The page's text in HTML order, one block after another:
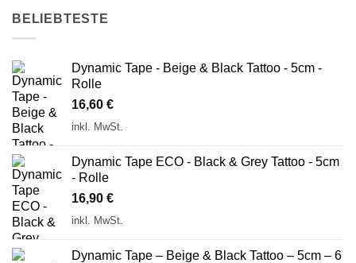
BELIEBTESTE
Dynamic Tape - Beige & Black Tattoo - 5cm -
Rolle
16,60 €
inkl. MwSt.
Dynamic Tape ECO - Black & Grey Tattoo - 5cm
- Rolle
16,90 €
inkl. MwSt.
Dynamic Tape – Beige & Black Tattoo – 5cm – 6